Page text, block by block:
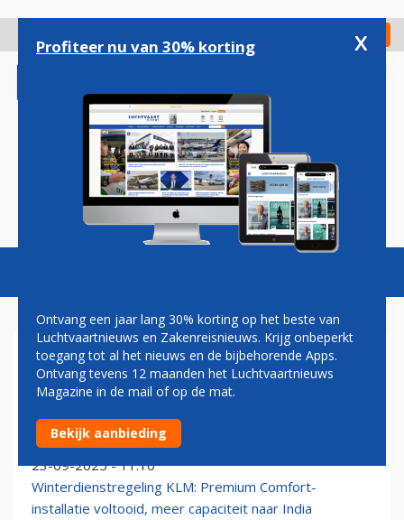
gaan
Check in
Magazine Podcasts Vacatures
PREMIUM COMFORT
KLM gaat in Boeings extra ruimte creëren voor meer
betalende klant
23-09-2025 - 11:10
Winterdienstregeling KLM: Premium Comfort-
installatie voltooid, meer capaciteit naar India
Profiteer nu van 30% korting x
Ontvang een jaar lang 30% korting op het beste van
Luchtvaartnieuws en Zakenreisnieuws. Krijg onbeperkt
toegang tot al het nieuws en de bijbehorende Apps.
Ontvang tevens 12 maanden het Luchtvaartnieuws
Magazine in de mail of op de mat.
Bekijk aanbieding